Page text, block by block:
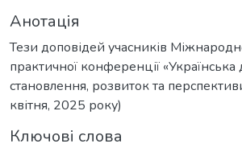
Анотація
Тези доповідей учасників
практичної конференції «Українська
становлення, розвиток та
квітня, 2025 року)
Ключові слова